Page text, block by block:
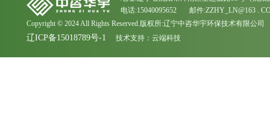
电话:15040095652 邮件:ZZHY_LN@163 .
Copyright © 2024 All Rights Reserved.版权所:辽宁中咨华宇环保技术有限公司
辽ICP备15018789号-1 技术支持： 云端科技